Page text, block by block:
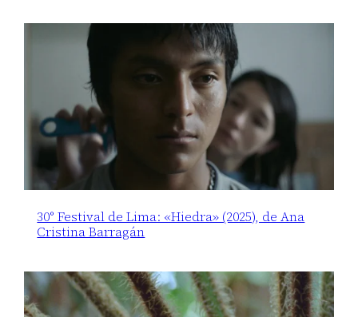
30° Festival de Lima: «Hiedra» (2025), de Ana
Cristina Barragán